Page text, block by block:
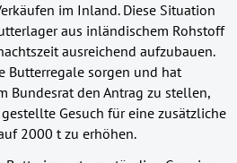
im Inland. Diese Situation
aus inländischem Rohstoff
ausreichend aufzubauen.
Butterregale sorgen und hat
Bundesrat den Antrag zu stellen,
Gesuch für eine zusätzliche
2000 t zu erhöhen.